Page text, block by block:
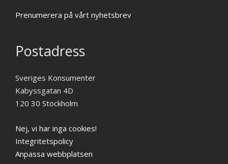
Prenumerera på vårt nyhetsbrev
Postadress
Sveriges Konsumenter
Kabyssgatan 4D
120 30 Stockholm
Nej, vi har inga cookies!
Integritetspolicy
Anpassa webbplatsen